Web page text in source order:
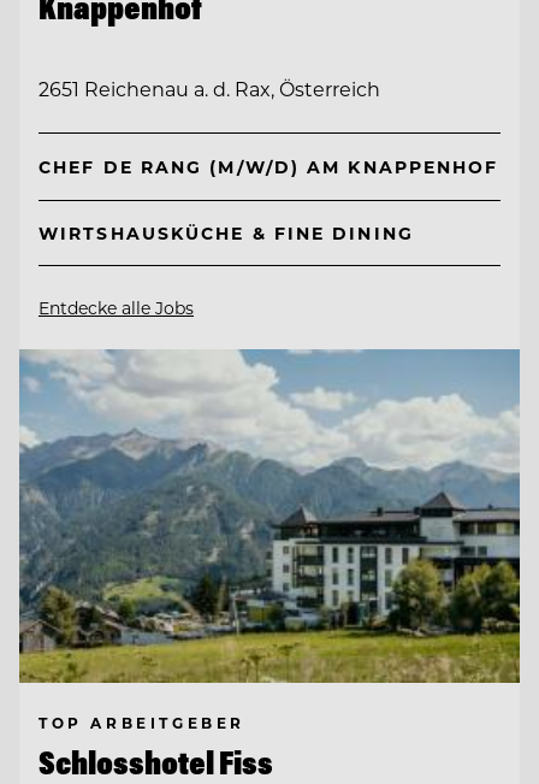
2651 Reichenau a. d. Rax, Österreich
CHEF DE RANG (M/W/D) AM KNAPPENHOF
WIRTSHAUSKÜCHE & FINE DINING
Entdecke alle Jobs
TOP ARBEITGEBER
Schlosshotel Fiss